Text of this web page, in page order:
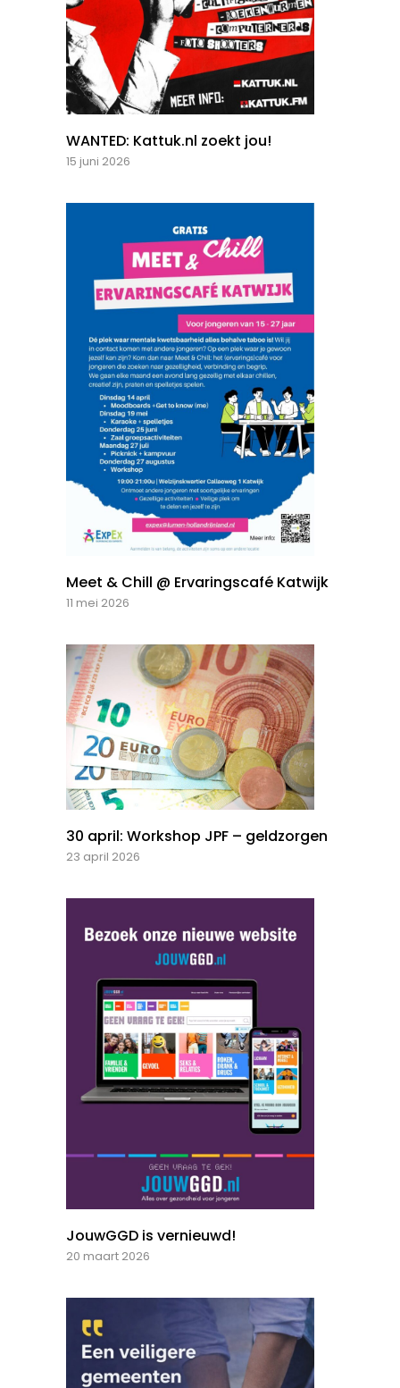
WANTED: Kattuk.nl zoekt jou!
15 juni 2026
Meet & Chill @ Ervaringscafé Katwijk
11 mei 2026
30 april: Workshop JPF – geldzorgen
23 april 2026
JouwGGD is vernieuwd!
20 maart 2026